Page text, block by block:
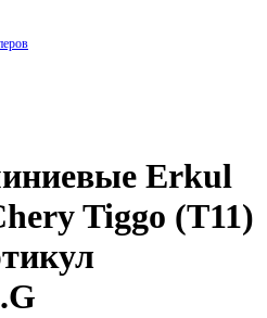
Erkul
Tiggo (T11)